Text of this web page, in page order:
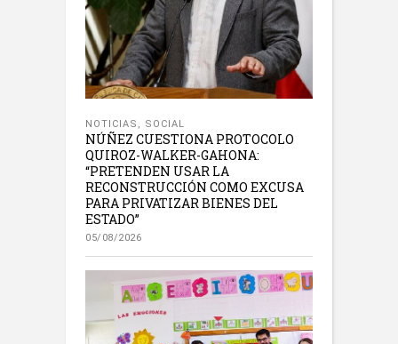
NOTICIAS , SOCIAL
NÚÑEZ CUESTIONA PROTOCOLO
QUIROZ-WALKER-GAHONA:
“PRETENDEN USAR LA
RECONSTRUCCIÓN COMO EXCUSA
PARA PRIVATIZAR BIENES DEL
ESTADO”
05/08/2026